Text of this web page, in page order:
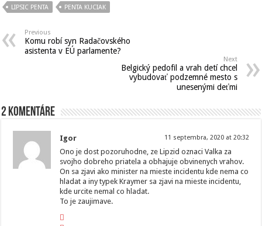
LIPSIC PENTA PENTA KUCIAK
Previous
Komu robí syn Radačovského
asistenta v EÚ parlamente?
Next
Belgický pedofil a vrah detí chcel
vybudovať podzemné mesto s
unesenými deťmi
2 komentáre
Igor 11 septembra, 2020 at 20:32
Ono je dost pozoruhodne, ze Lipzid oznaci Valka za
svojho dobreho priatela a obhajuje obvinenych vrahov.
On sa zjavi ako minister na mieste incidentu kde nema co
hladat a iny typek Kraymer sa zjavi na mieste incidentu,
kde urcite nemal co hladat.
To je zaujimave.